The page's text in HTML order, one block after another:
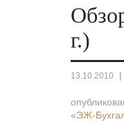
г.)
13.10.2010 |
«ЭЖ-